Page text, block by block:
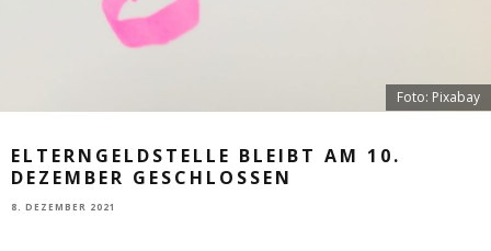
Foto: Pixabay
ELTERNGELDSTELLE BLEIBT AM 10.
DEZEMBER GESCHLOSSEN
8. DEZEMBER 2021